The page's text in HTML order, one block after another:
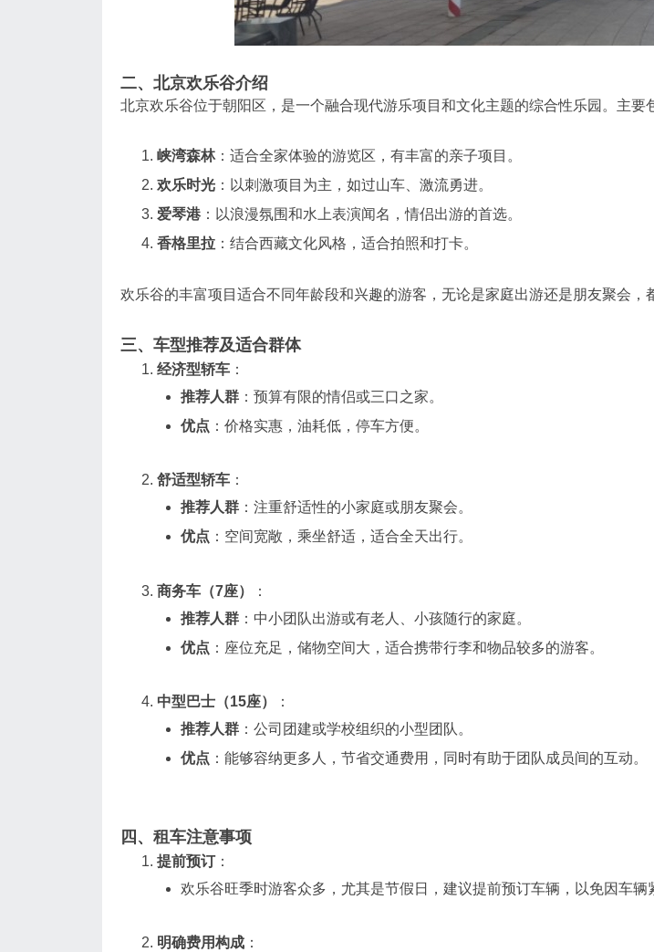
二、北京欢乐谷介绍
北京欢乐谷位于朝阳区，是一个融合现代游乐项目和文化主题的综合性乐园。主要
峡湾森林：适合全家体验的游览区，有丰富的亲子项目。
欢乐时光 ：以刺激项目为主，如过山车、激流勇进。
爱琴港：以浪漫氛围和水上表演闻名，情侣出游的首选。
香格里拉 ：结合西藏文化风格，适合拍照和打卡。
欢乐谷的丰富项目适合不同年龄段和兴趣的游客，无论是家庭出游还是朋友聚会，
三、车型推荐及适合群体
经济型轿车 ：
推荐人群：预算有限的情侣或三口之家。
优点 ：价格实惠，油耗低，停车方便。
舒适型轿车 ：
推荐人群：注重舒适性的小家庭或朋友聚会。
优点 ：空间宽敞，乘坐舒适，适合全天出行。
商务车（7座）
：
推荐人群：中小团队出游或有老人、小孩随行的家庭。
优点 ：座位充足，储物空间大，适合携带行李和物品较多的游客。
中型巴士（15座）
：
推荐人群：公司团建或学校组织的小型团队。
优点 ：能够容纳更多人，节省交通费用，同时有助于团队成员间的互动。
四、租车注意事项
提前预订：
欢乐谷旺季时游客众多，尤其是节假日，建议提前预订车辆，以免因车辆
明确费用构成 ：